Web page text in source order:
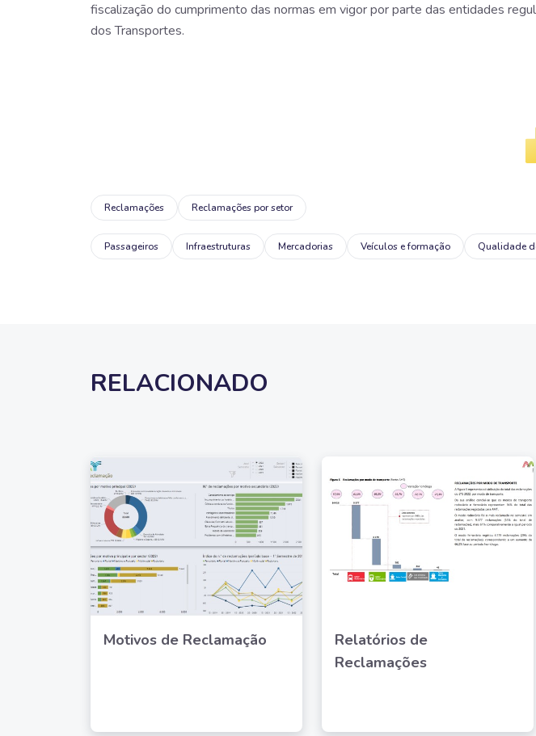
fiscalização do cumprimento das normas em vigor por parte das entidades
dos Transportes.
Reclamações Reclamações por setor
Passageiros Infraestruturas Mercadorias Veículos e formação Qualidade
RELACIONADO
Motivos de Reclamação
Relatórios de
Reclamações